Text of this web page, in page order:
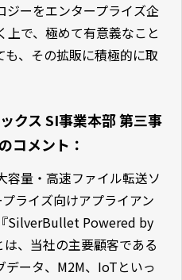
ジーをエンタープライズ企
で、極めて有意義なこと
も、その拡販に積極的に取
クス SI事業本部 第三事
コメント：
容量・高速ファイル転送ソ
ライズ向けアプライアン
SilverBullet Powered by
、当社の主要顧客である
データ、M2M、IoTといっ